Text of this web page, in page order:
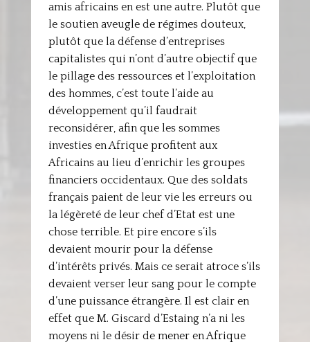
amis africains en est une autre. Plutôt que
le soutien aveugle de régimes douteux,
plutôt que la défense d’entreprises
capitalistes qui n’ont d’autre objectif que
le pillage des ressources et l’exploitation
des hommes, c’est toute l’aide au
développement qu’il faudrait
reconsidérer, afin que les sommes
investies en Afrique profitent aux
Africains au lieu d’enrichir les groupes
financiers occidentaux. Que des soldats
français paient de leur vie les erreurs ou
la légèreté de leur chef d’Etat est une
chose terrible. Et pire encore s’ils
devaient mourir pour la défense
d’intérêts privés. Mais ce serait atroce s’ils
devaient verser leur sang pour le compte
d’une puissance étrangère. Il est clair en
effet que M. Giscard d’Estaing n’a ni les
moyens ni le désir de mener en Afrique